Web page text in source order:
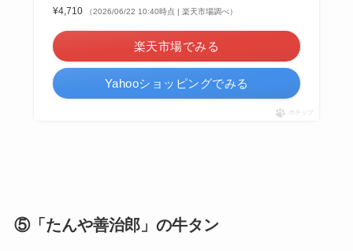
¥4,710
（2026/06/22 10:40時点 | 楽天市場調べ）
楽天市場でみる
Yahooショッピングでみる
ポチップ
⑤「たんや善治郎」の牛タン